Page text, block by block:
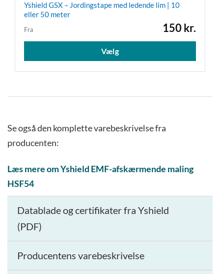
Yshield GSX – Jordingstape med ledende lim | 10
eller 50 meter
Fra 150kr.
Vælg
Dette
Se også den komplette varebeskrivelse fra
producenten:
Læs mere om Yshield EMF-afskærmende maling
HSF54
Datablade og certifikater fra Yshield
(PDF)
Producentens varebeskrivelse